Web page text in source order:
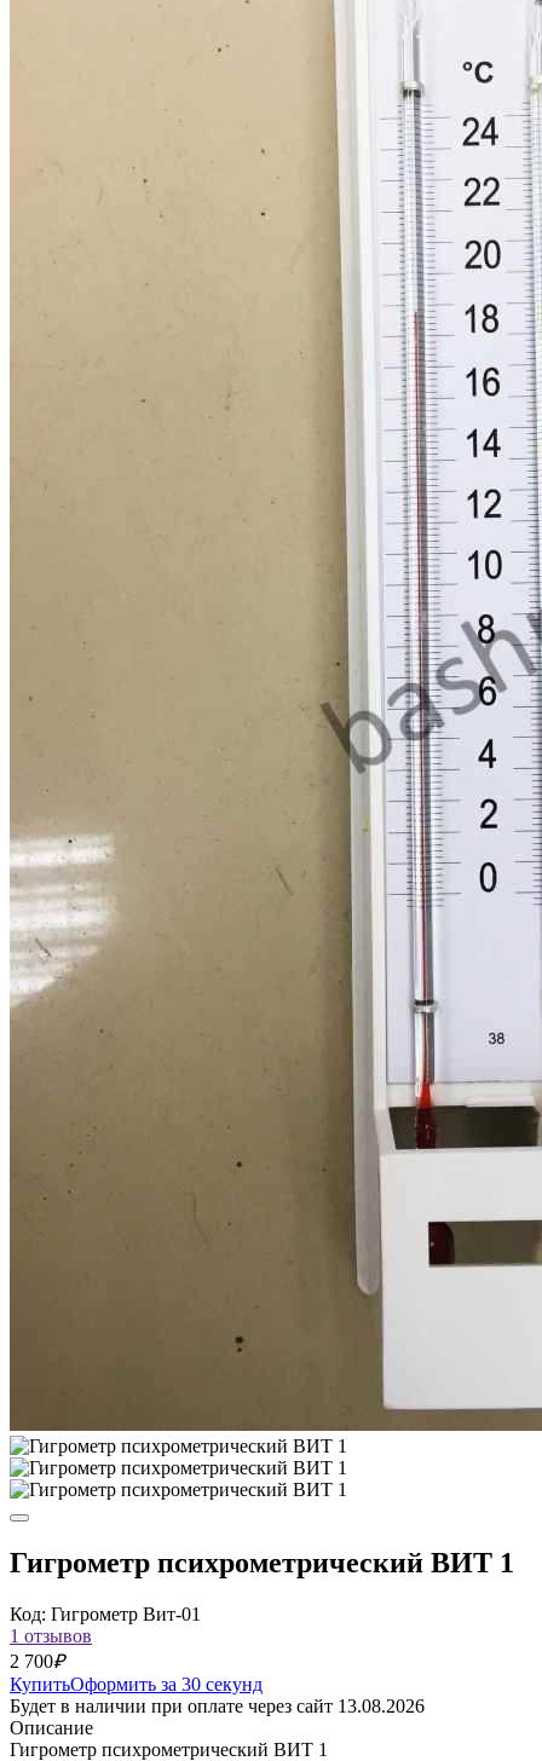
Гигрометр психрометрический ВИТ 1
Код: Гигрометр Вит-01
1 отзывов
2 700₽
КупитьОформить за 30 секунд
Будет в наличии при оплате через сайт 13.08.2026
Описание
Гигрометр психрометрический ВИТ 1